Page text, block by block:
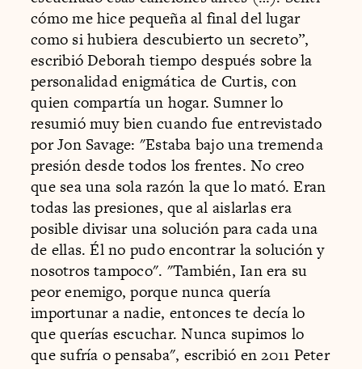
cómo me hice pequeña al final del lugar
como si hubiera descubierto un secreto”,
escribió Deborah tiempo después sobre la
personalidad enigmática de Curtis, con
quien compartía un hogar. Sumner lo
resumió muy bien cuando fue entrevistado
por Jon Savage: "Estaba bajo una tremenda
presión desde todos los frentes. No creo
que sea una sola razón la que lo mató. Eran
todas las presiones, que al aislarlas era
posible divisar una solución para cada una
de ellas. Él no pudo encontrar la solución y
nosotros tampoco". "También, Ian era su
peor enemigo, porque nunca quería
importunar a nadie, entonces te decía lo
que querías escuchar. Nunca supimos lo
que sufría o pensaba", escribió en 2011 Peter